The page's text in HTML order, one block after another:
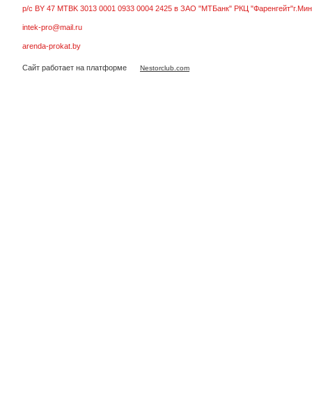
р/с BY 47 MTBK 3013 0001 0933 0004 2425 в ЗАО "МТБанк" РКЦ
intek-pro@mail.ru
arenda-prokat.by
Сайт работает на платформе Nestorclub.com